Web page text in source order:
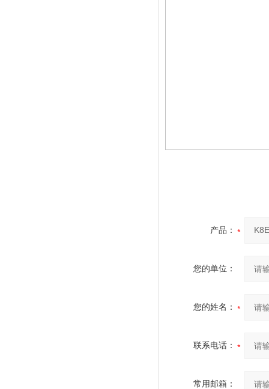
产品：
您的单位：
您的姓名：
联系电话：
常用邮箱：